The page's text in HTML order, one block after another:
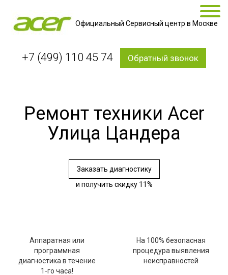
Официальный Сервисный центр в Москве
+7 (499) 110 45 74 Обратный звонок
Ремонт техники Acer
Улица Цандера
Заказать диагностику
и получить скидку 11%
Аппаратная или
программная
диагностика в течение
1-го часа!
На 100% безопасная
процедура выявления
неисправностей